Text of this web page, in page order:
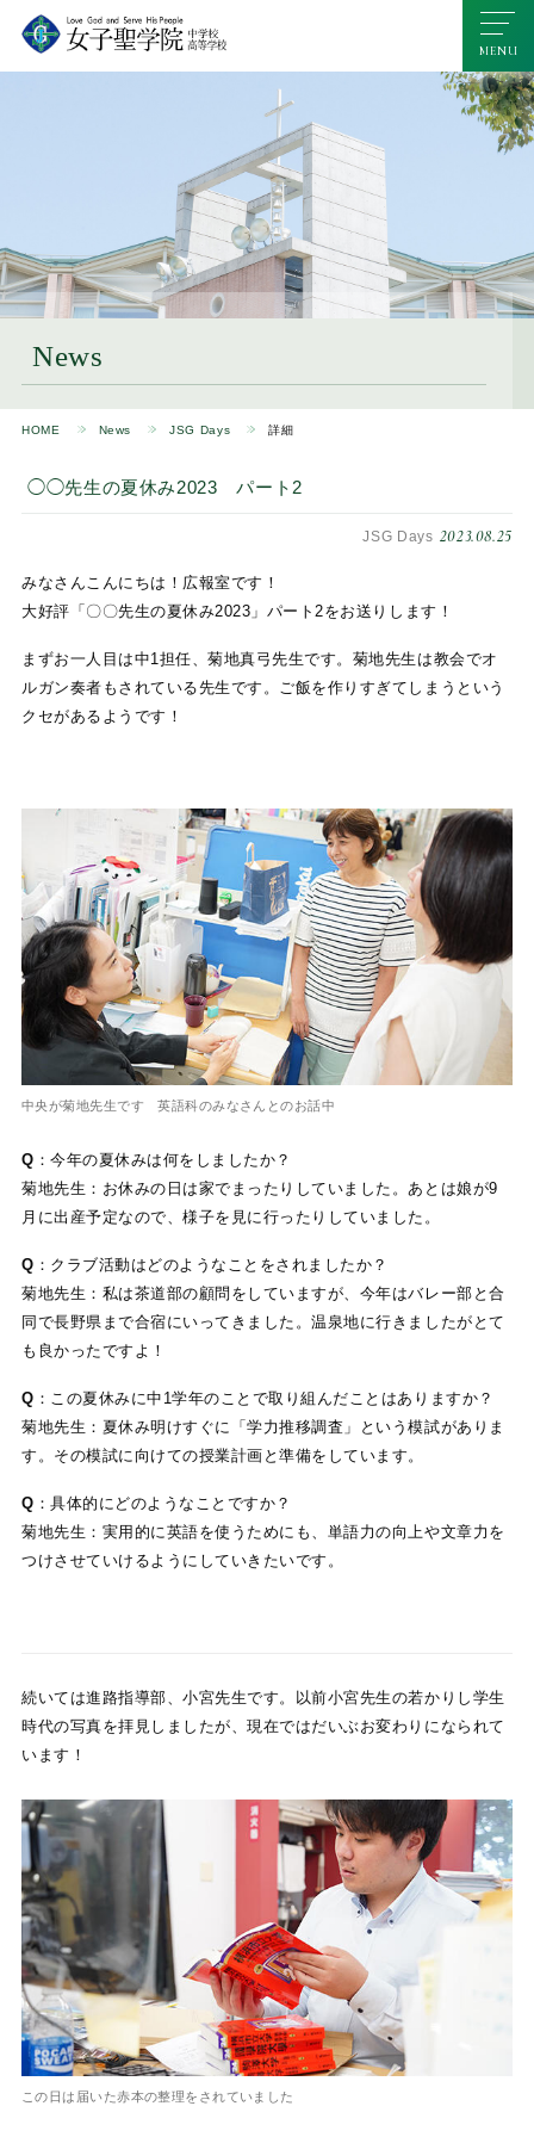
News
HOME News JSG Days 詳細
◯◯先生の夏休み2023 パート2
JSG Days 2023.08.25
みなさんこんにちは！広報室です！
大好評「〇〇先生の夏休み2023」パート2をお送りします！
まずお一人目は中1担任、菊地真弓先生です。菊地先生は教会でオ
ルガン奏者もされている先生です。ご飯を作りすぎてしまうという
クセがあるようです！
中央が菊地先生です 英語科のみなさんとのお話中
Q ：今年の夏休みは何をしましたか？
菊地先生：お休みの日は家でまったりしていました。あとは娘が9
月に出産予定なので、様子を見に行ったりしていました。
Q ：クラブ活動はどのようなことをされましたか？
菊地先生：私は茶道部の顧問をしていますが、今年はバレー部と合
同で長野県まで合宿にいってきました。温泉地に行きましたがとて
も良かったですよ！
Q ：この夏休みに中1学年のことで取り組んだことはありますか？
菊地先生：夏休み明けすぐに「学力推移調査」という模試がありま
す。その模試に向けての授業計画と準備をしています。
Q ：具体的にどのようなことですか？
菊地先生：実用的に英語を使うためにも、単語力の向上や文章力を
つけさせていけるようにしていきたいです。
続いては進路指導部、小宮先生です。以前小宮先生の若かりし学生
時代の写真を拝見しましたが、現在ではだいぶお変わりになられて
います！
この日は届いた赤本の整理をされていました